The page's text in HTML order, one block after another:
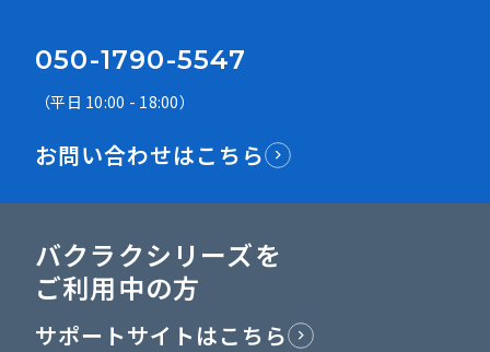
050-1790-5547
（平日 10:00 - 18:00）
お問い合わせはこちら
バクラクシリーズを
ご利用中の方
サポートサイトはこちら